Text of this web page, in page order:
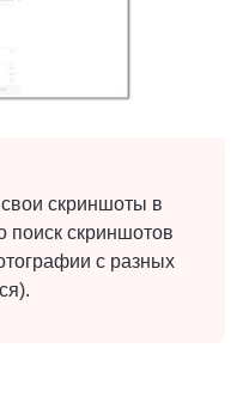
скриншоты в
поиск скриншотов
с разных